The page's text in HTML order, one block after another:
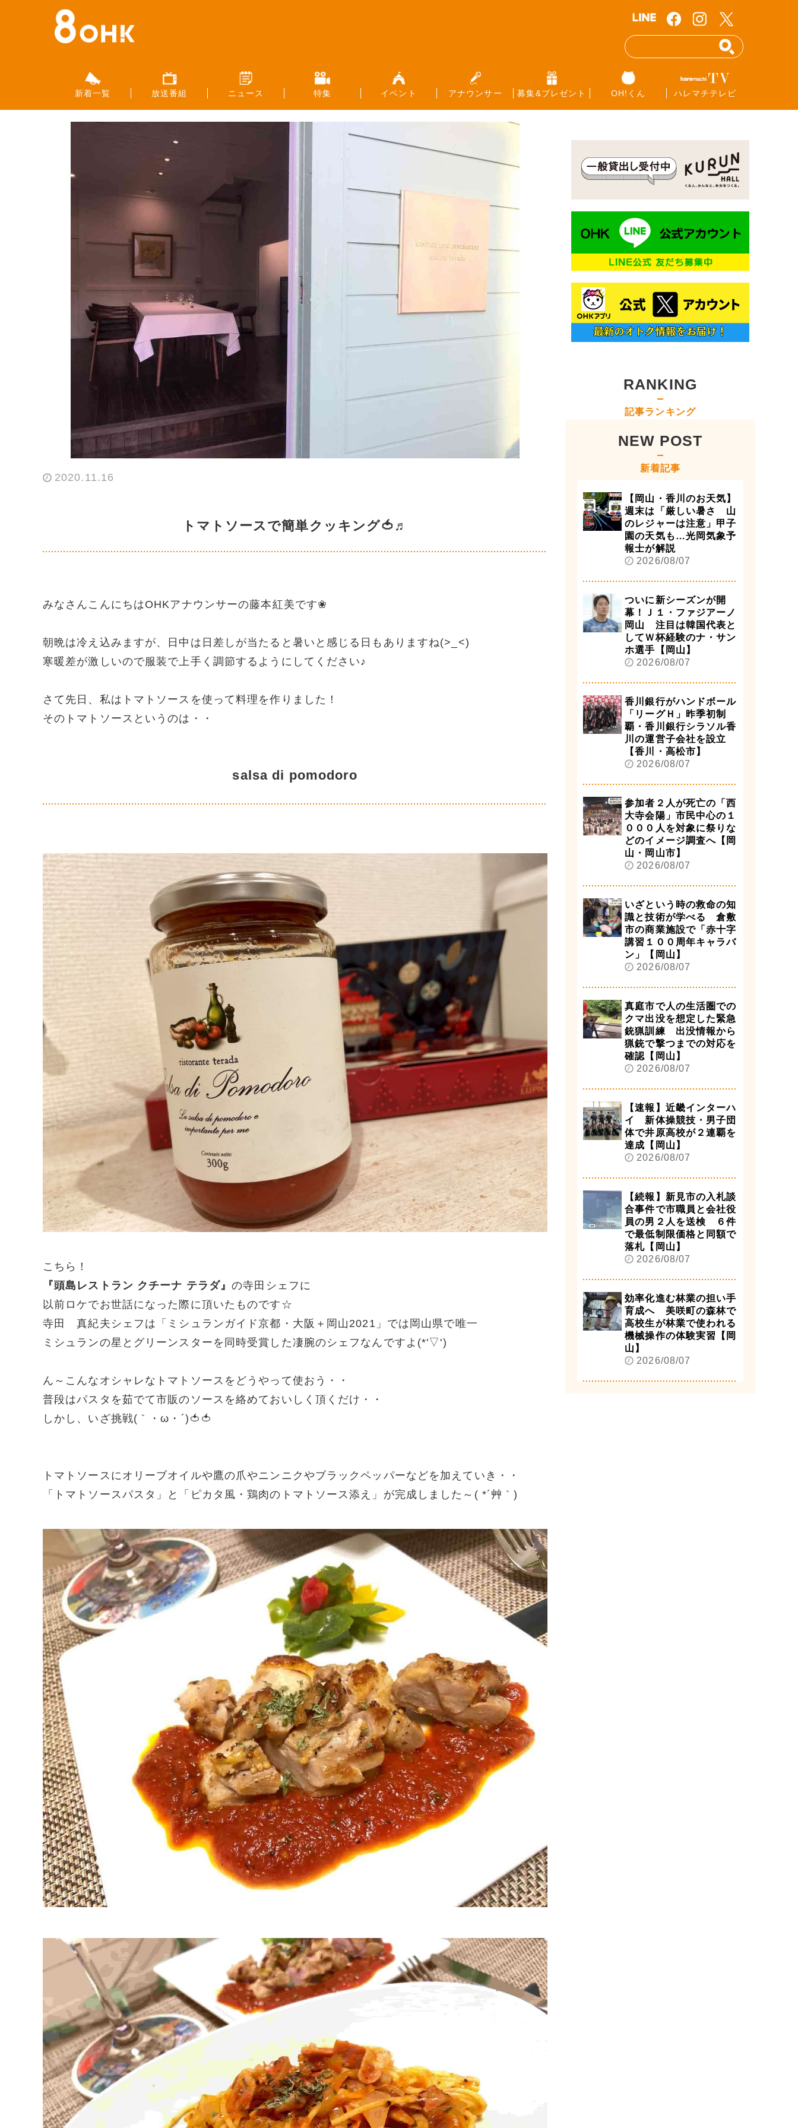
新着一覧 放送番組 ニュース 特集 イベント アナウンサー 募集&プレゼント OH!くん ハレマチテレビ
2020.11.16
トマトソースで簡単クッキング🍅♬
みなさんこんにちはOHKアナウンサーの藤本紅美です❀
朝晩は冷え込みますが、日中は日差しが当たると暑いと感じる日もありますね(>_<)
寒暖差が激しいので服装で上手く調節するようにしてください♪
さて先日、私はトマトソースを使って料理を作りました！
そのトマトソースというのは・・
salsa di pomodoro
こちら！
『頭島レストラン クチーナ テラダ』の寺田シェフに
以前ロケでお世話になった際に頂いたものです☆
寺田 真紀夫シェフは「ミシュランガイド京都・大阪＋岡山2021」では岡山県で唯一
ミシュランの星とグリーンスターを同時受賞した凄腕のシェフなんですよ(*'▽')
ん～こんなオシャレなトマトソースをどうやって使おう・・
普段はパスタを茹でて市販のソースを絡めておいしく頂くだけ・・
しかし、いざ挑戦(｀・ω・´)🍅🍅
トマトソースにオリーブオイルや鷹の爪やニンニクやブラックペッパーなどを加えていき・・
「トマトソースパスタ」と「ピカタ風・鶏肉のトマトソース添え」が完成しました～( *´艸｀)
RANKING
記事ランキング
NEW POST
新着記事
【岡山・香川のお天気】
週末は「厳しい暑さ 山
のレジャーは注意」甲子
園の天気も…光岡気象予
報士が解説
2026/08/07
ついに新シーズンが開
幕！Ｊ１・ファジアーノ
岡山 注目は韓国代表と
してＷ杯経験のナ・サン
ホ選手【岡山】
2026/08/07
香川銀行がハンドボール
「リーグＨ」昨季初制
覇・香川銀行シラソル香
川の運営子会社を設立
【香川・高松市】
2026/08/07
参加者２人が死亡の「西
大寺会陽」市民中心の１
０００人を対象に祭りな
どのイメージ調査へ【岡
山・岡山市】
2026/08/07
いざという時の救命の知
識と技術が学べる 倉敷
市の商業施設で「赤十字
講習１００周年キャラバ
ン」【岡山】
2026/08/07
真庭市で人の生活圏での
クマ出没を想定した緊急
銃猟訓練 出没情報から
猟銃で撃つまでの対応を
確認【岡山】
2026/08/07
【速報】近畿インターハ
イ 新体操競技・男子団
体で井原高校が２連覇を
達成【岡山】
2026/08/07
【続報】新見市の入札談
合事件で市職員と会社役
員の男２人を送検 ６件
で最低制限価格と同額で
落札【岡山】
2026/08/07
効率化進む林業の担い手
育成へ 美咲町の森林で
高校生が林業で使われる
機械操作の体験実習【岡
山】
2026/08/07